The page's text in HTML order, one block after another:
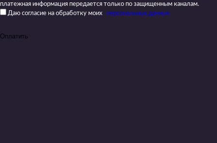
платежная информация передается только по защищенным каналам.
Даю согласие на обработку моих
персональных данных
Оплатить